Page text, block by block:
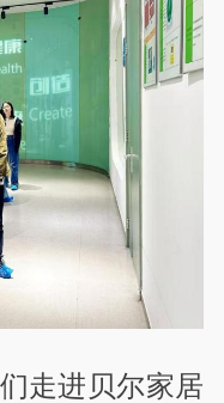
走进贝尔家居